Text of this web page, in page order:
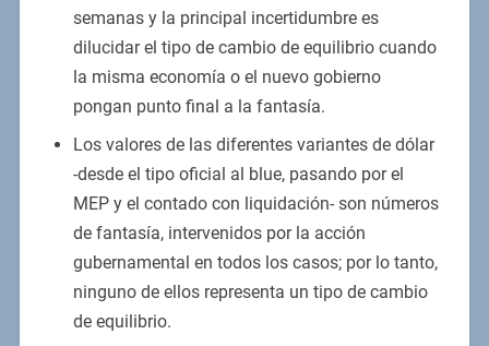
semanas y la principal incertidumbre es
dilucidar el tipo de cambio de equilibrio cuando
la misma economía o el nuevo gobierno
pongan punto final a la fantasía.
Los valores de las diferentes variantes de dólar
-desde el tipo oficial al blue, pasando por el
MEP y el contado con liquidación- son números
de fantasía, intervenidos por la acción
gubernamental en todos los casos; por lo tanto,
ninguno de ellos representa un tipo de cambio
de equilibrio.